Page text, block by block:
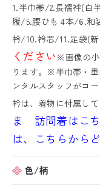
1.半巾帯/2.長襦袢(白
履/5.腰ひも 4本/6.和
衿/10.衿芯/11.足袋(
ください ※画像の
ります。※半巾帯・
ンタルスタッフがコ
衿は、着物に付属し
ま 訪問着はこ
は、こちらから
色/柄